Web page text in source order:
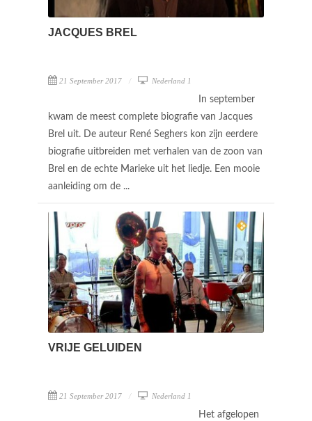
JACQUES BREL
21 September 2017 Nederland 1
In september
kwam de meest complete biografie van Jacques
Brel uit. De auteur René Seghers kon zijn eerdere
biografie uitbreiden met verhalen van de zoon van
Brel en de echte Marieke uit het liedje. Een mooie
aanleiding om de ...
VRIJE GELUIDEN
21 September 2017 Nederland 1
Het afgelopen